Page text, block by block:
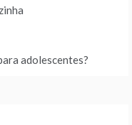
adolescentes?